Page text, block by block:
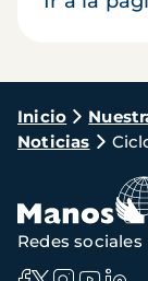
Ruta
de
Inicio
Noticias
Redes sociales